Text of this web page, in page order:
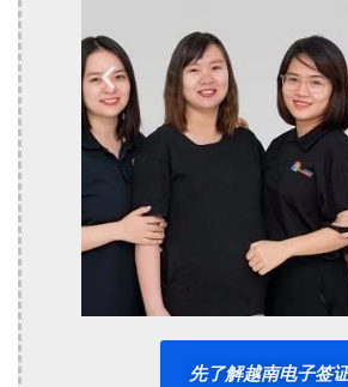
签证结果
我们已为中国人
客户提供服务并且获得良
的结果
点击了解更多
先了解越南电子签